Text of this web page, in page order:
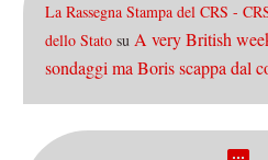
La Rassegna Stampa del CRS -
dello Stato su A very British
sondaggi ma Boris scappa dal